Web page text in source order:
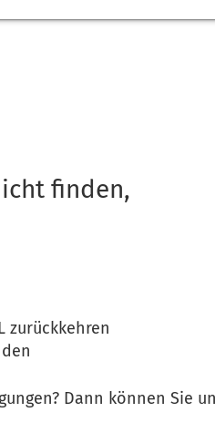
finden,
zurückkehren
Dann können Sie